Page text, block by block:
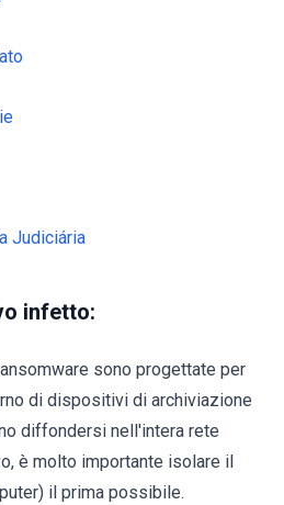
Judiciária
infetto:
sono progettate per
di dispositivi di archiviazione
diffondersi nell'intera rete
è molto importante isolare il
il prima possibile.